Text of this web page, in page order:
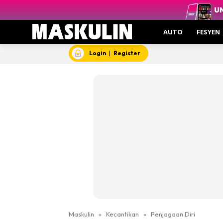
AUTO FESYEN
Login | Register
Maskulin » Kecantikan » Penjagaan Diri